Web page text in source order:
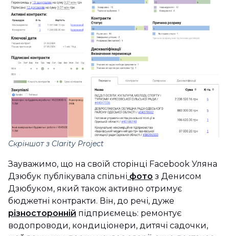
Скріншот з Clarity Project
Зауважимо, що на своїй сторінці Facebook Уляна
Дзюбук публікувала спільні фото з Денисом
Дзюбуком, який також активно отримує
бюджетні контракти. Він, до речі, дуже
різносторонній підприємець: ремонтує
водопроводи, кондиціонери, дитячі садочки,